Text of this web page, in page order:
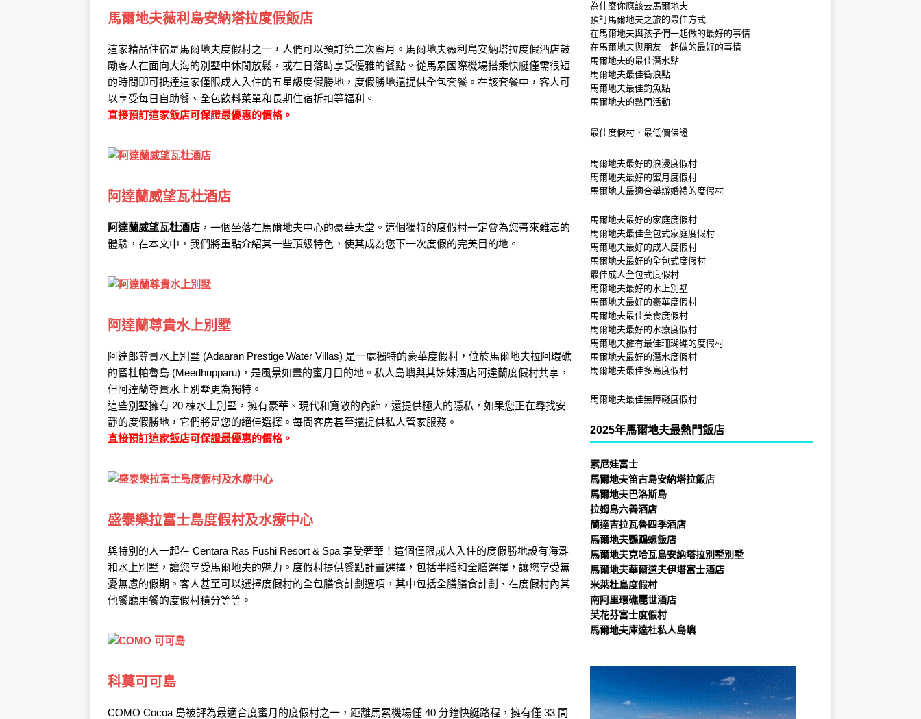
馬爾地夫薇利島安納塔拉度假飯店
這家精品住宿是馬爾地夫度假村之一，人們可以預訂第二次蜜月。馬爾地夫薇利島安納塔拉度假酒店鼓
勵客人在面向大海的別墅中休閒放鬆，或在日落時享受優雅的餐點。從馬累國際機場搭乘快艇僅需很短
的時間即可抵達這家僅限成人入住的五星級度假勝地，度假勝地還提供全包套餐。在該套餐中，客人可
以享受每日自助餐、全包飲料菜單和長期住宿折扣等福利。
直接預訂這家飯店可保證最優惠的價格。
阿達蘭威望瓦杜酒店
阿達蘭威望瓦杜酒店 ，一個坐落在馬爾地夫中心的豪華天堂。這個獨特的度假村一定會為您帶來難忘的
體驗，在本文中，我們將重點介紹其一些頂級特色，使其成為您下一次度假的完美目的地。
阿達蘭尊貴水上別墅
阿達郎尊貴水上別墅 (Adaaran Prestige Water Villas) 是一處獨特的豪華度假村，位於馬爾地夫拉阿環礁
的蜜杜帕魯島 (Meedhupparu)，是風景如畫的蜜月目的地。私人島嶼與其姊妹酒店阿達蘭度假村共享，
但阿達蘭尊貴水上別墅更為獨特。
這些別墅擁有 20 棟水上別墅，擁有豪華、現代和寬敞的內飾，還提供極大的隱私，如果您正在尋找安
靜的度假勝地，它們將是您的絕佳選擇。每間客房甚至還提供私人管家服務。
直接預訂這家飯店可保證最優惠的價格。
盛泰樂拉富士島度假村及水療中心
與特別的人一起在 Centara Ras Fushi Resort & Spa 享受奢華！這個僅限成人入住的度假勝地設有海灘
和水上別墅，讓您享受馬爾地夫的魅力。度假村提供餐點計畫選擇，包括半膳和全膳選擇，讓您享受無
憂無慮的假期。客人甚至可以選擇度假村的全包膳食計劃選項，其中包括全膳膳食計劃、在度假村內其
他餐廳用餐的度假村積分等等。
科莫可可島
COMO Cocoa 島被評為最適合度蜜月的度假村之一，距離馬累機場僅 40 分鐘快艇路程，擁有僅 33 間
為什麼你應該去馬爾地夫
預訂馬爾地夫之旅的最佳方式
在馬爾地夫與孩子們一起做的最好的事情
在馬爾地夫與朋友一起做的最好的事情
馬爾地夫的最佳潛水點
馬爾地夫最佳衝浪點
馬爾地夫最佳釣魚點
馬爾地夫的熱門活動
最佳度假村，最低價保證
馬爾地夫最好的浪漫度假村
馬爾地夫最好的蜜月度假村
馬爾地夫最適合舉辦婚禮的度假村
馬爾地夫最好的家庭度假村
馬爾地夫最佳全包式家庭度假村
馬爾地夫最好的成人度假村
馬爾地夫最好的全包式度假村
最佳成人全包式度假村
馬爾地夫最好的水上別墅
馬爾地夫最好的豪華度假村
馬爾地夫最佳美食度假村
馬爾地夫最好的水療度假村
馬爾地夫擁有最佳珊瑚礁的度假村
馬爾地夫最好的潛水度假村
馬爾地夫最佳多島度假村
馬爾地夫最佳無障礙度假村
2025年馬爾地夫最熱門飯店
索尼娃富士
馬爾地夫笛古島安納塔拉飯店
馬爾地夫巴洛斯島
拉姆島六善酒店
蘭達吉拉瓦魯四季酒店
馬爾地夫鸚鵡螺飯店
馬爾地夫克哈瓦島安納塔拉別墅別墅
馬爾地夫華爾道夫伊塔富士酒店
米萊杜島度假村
南阿里環礁麗世酒店
芙花芬富士度假村
馬爾地夫庫達杜私人島嶼